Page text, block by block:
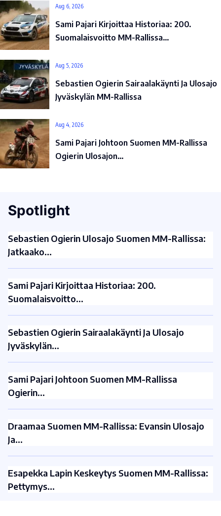
Aug 6, 2026
Sami Pajari Kirjoittaa Historiaa: 200.
Suomalaisvoitto MM-Rallissa…
Aug 5, 2026
Sebastien Ogierin Sairaalakäynti Ja Ulosajo
Jyväskylän MM-Rallissa
Aug 4, 2026
Sami Pajari Johtoon Suomen MM-Rallissa
Ogierin Ulosajon…
Spotlight
Sebastien Ogierin Ulosajo Suomen MM-Rallissa:
Jatkaako…
Sami Pajari Kirjoittaa Historiaa: 200.
Suomalaisvoitto…
Sebastien Ogierin Sairaalakäynti Ja Ulosajo
Jyväskylän…
Sami Pajari Johtoon Suomen MM-Rallissa
Ogierin…
Draamaa Suomen MM-Rallissa: Evansin Ulosajo
Ja…
Esapekka Lapin Keskeytys Suomen MM-Rallissa:
Pettymys…